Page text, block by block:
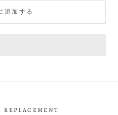
追加する
REPLACEMENT